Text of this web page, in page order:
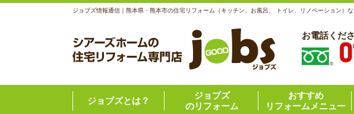
ジョブズ情報通信｜熊本県・熊本市の住宅リフォーム（キッチン、お風呂、 トイレ、リノベーション）
お電話くだ
ジョブズとは？
ジョブズ
のリフォーム
おすすめ
リフォームメニュー